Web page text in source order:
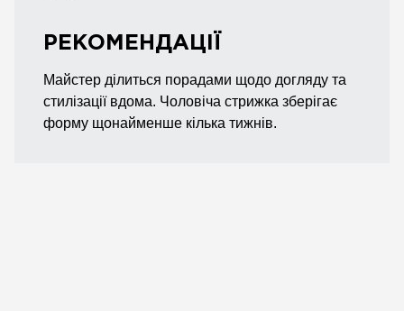
РЕКОМЕНДАЦІЇ
Майстер ділиться порадами щодо догляду та
стилізації вдома. Чоловіча стрижка зберігає
форму щонайменше кілька тижнів.